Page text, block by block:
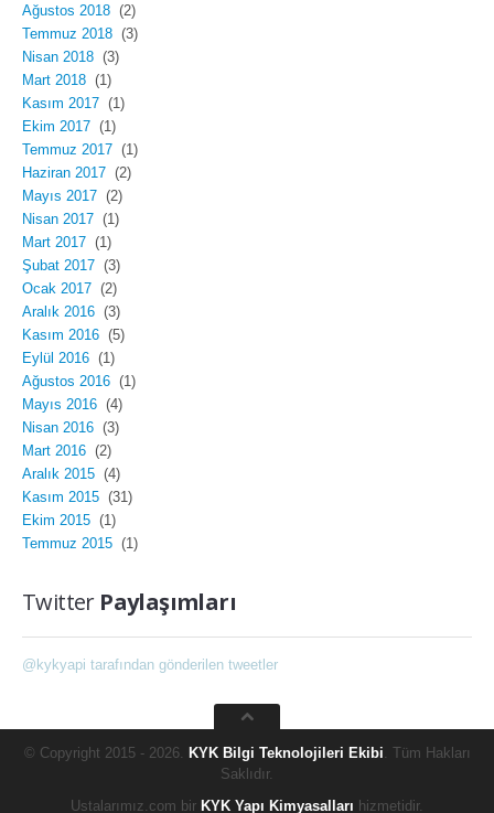
Ağustos 2018 (2)
Temmuz 2018 (3)
Nisan 2018 (3)
Mart 2018 (1)
Kasım 2017 (1)
Ekim 2017 (1)
Temmuz 2017 (1)
Haziran 2017 (2)
Mayıs 2017 (2)
Nisan 2017 (1)
Mart 2017 (1)
Şubat 2017 (3)
Ocak 2017 (2)
Aralık 2016 (3)
Kasım 2016 (5)
Eylül 2016 (1)
Ağustos 2016 (1)
Mayıs 2016 (4)
Nisan 2016 (3)
Mart 2016 (2)
Aralık 2015 (4)
Kasım 2015 (31)
Ekim 2015 (1)
Temmuz 2015 (1)
TwitterPaylaşımları
@kykyapi tarafından gönderilen tweetler
© Copyright 2015 - 2026. KYK Bilgi Teknolojileri Ekibi. Tüm Hakları
Saklıdır.
Ustalarımız.com bir KYK Yapı Kimyasalları hizmetidir.